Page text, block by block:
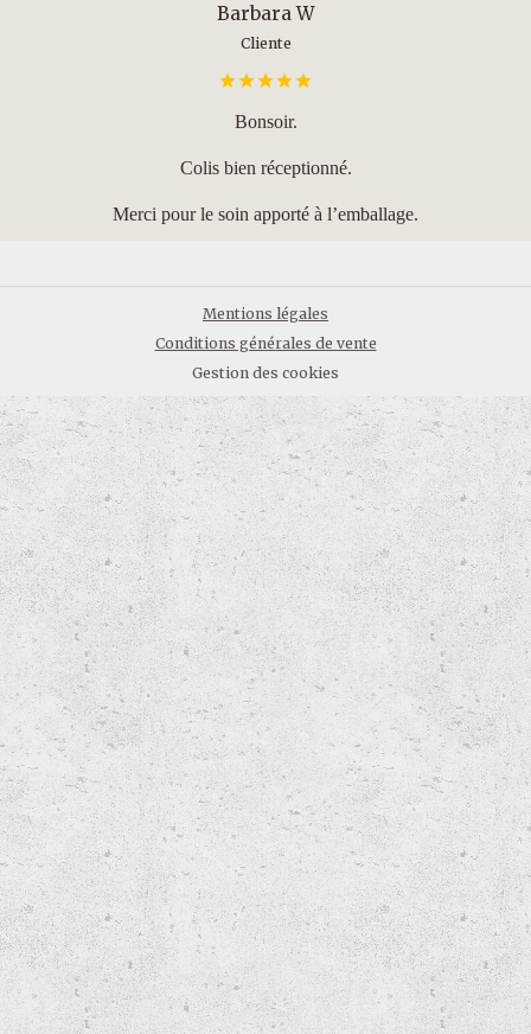
Barbara W
Cliente
Bonsoir.
Colis bien réceptionné.
Merci pour le soin apporté à l’emballage.
Mentions légales
Conditions générales de vente
Gestion des cookies